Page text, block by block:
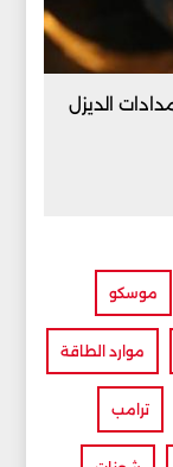
الديزل
موسكو
موارد الطاقة
ترامب